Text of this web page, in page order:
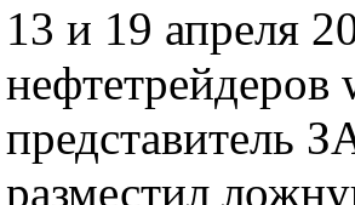
13 и 19 апреля
представитель
разместил